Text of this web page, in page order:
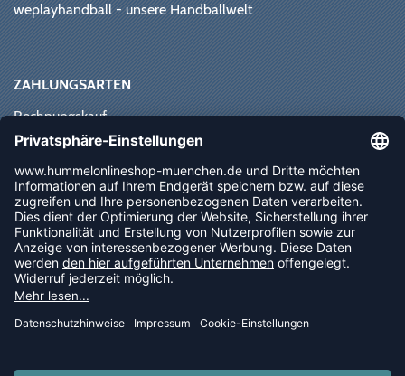
weplayhandball - unsere Handballwelt
ZAHLUNGSARTEN
Rechnungskauf
Paypal
Vorkasse
Sofortüberweisung
NEWSLETTER